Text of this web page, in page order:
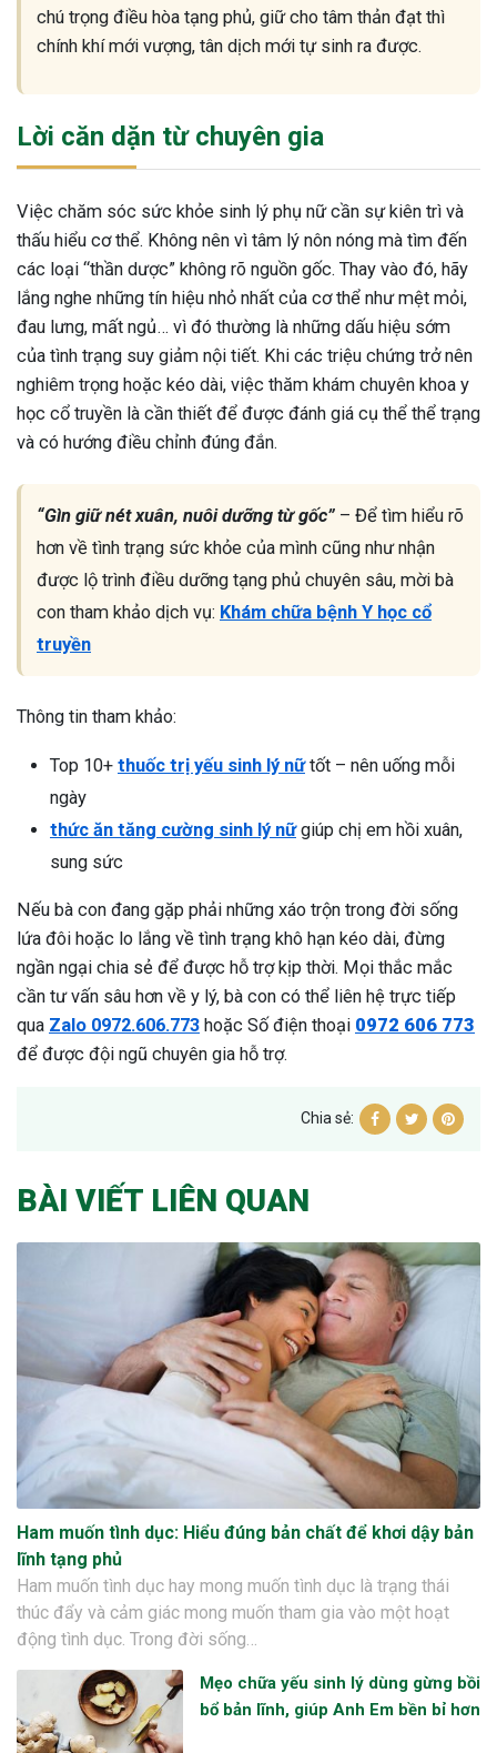
chú trọng điều hòa tạng phủ, giữ cho tâm thản đạt thì
chính khí mới vượng, tân dịch mới tự sinh ra được.
Lời căn dặn từ chuyên gia
Việc chăm sóc sức khỏe sinh lý phụ nữ cần sự kiên trì và
thấu hiểu cơ thể. Không nên vì tâm lý nôn nóng mà tìm đến
các loại “thần dược” không rõ nguồn gốc. Thay vào đó, hãy
lắng nghe những tín hiệu nhỏ nhất của cơ thể như mệt mỏi,
đau lưng, mất ngủ… vì đó thường là những dấu hiệu sớm
của tình trạng suy giảm nội tiết. Khi các triệu chứng trở nên
nghiêm trọng hoặc kéo dài, việc thăm khám chuyên khoa y
học cổ truyền là cần thiết để được đánh giá cụ thể thể trạng
và có hướng điều chỉnh đúng đắn.
“Gìn giữ nét xuân, nuôi dưỡng từ gốc” – Để tìm hiểu rõ
hơn về tình trạng sức khỏe của mình cũng như nhận
được lộ trình điều dưỡng tạng phủ chuyên sâu, mời bà
con tham khảo dịch vụ: Khám chữa bệnh Y học cổ
truyền
Thông tin tham khảo:
Top 10+ thuốc trị yếu sinh lý nữtốt – nên uống mỗi
ngày
thức ăn tăng cường sinh lý nữgiúp chị em hồi xuân,
sung sức
Nếu bà con đang gặp phải những xáo trộn trong đời sống
lứa đôi hoặc lo lắng về tình trạng khô hạn kéo dài, đừng
ngần ngại chia sẻ để được hỗ trợ kịp thời. Mọi thắc mắc
cần tư vấn sâu hơn về y lý, bà con có thể liên hệ trực tiếp
qua Zalo 0972.606.773 hoặc Số điện thoại 0972 606 773
để được đội ngũ chuyên gia hỗ trợ.
Chia sẻ:
BÀI VIẾT LIÊN QUAN
Ham muốn tình dục: Hiểu đúng bản chất để khơi dậy bản
lĩnh tạng phủ
Ham muốn tình dục hay mong muốn tình dục là trạng thái
thúc đẩy và cảm giác mong muốn tham gia vào một hoạt
động tình dục. Trong đời sống…
Mẹo chữa yếu sinh lý dùng gừng bồi
bổ bản lĩnh, giúp Anh Em bền bỉ hơn